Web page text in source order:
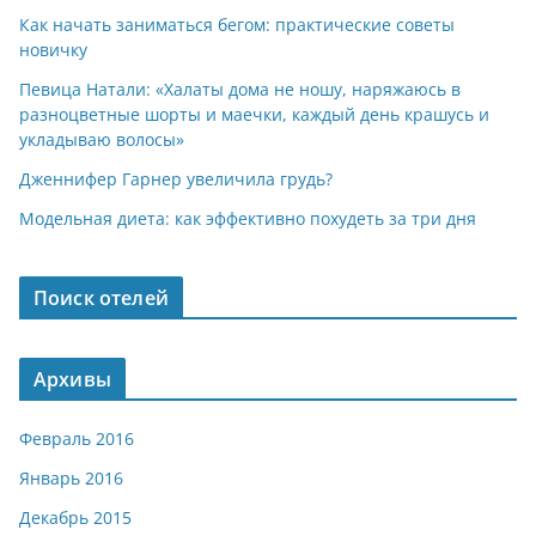
Как начать заниматься бегом: практические советы
новичку
Певица Натали: «Халаты дома не ношу, наряжаюсь в
разноцветные шорты и маечки, каждый день крашусь и
укладываю волосы»
Дженнифер Гарнер увеличила грудь?
Модельная диета: как эффективно похудеть за три дня
Поиск отелей
Архивы
Февраль 2016
Январь 2016
Декабрь 2015